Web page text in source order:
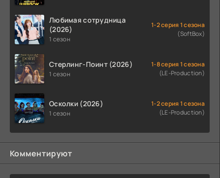
Любимая сотрудница
(2026)
1 сезон
1-2 серия 1 сезона
(SoftBox)
Стерлинг-Поинт (2026)
1 сезон
1-8 серия 1 сезона
(LE-Production)
Осколки (2026)
1 сезон
1-2 серия 1 сезона
(LE-Production)
Комментируют